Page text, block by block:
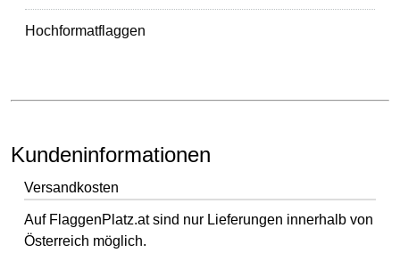
Hochformatflaggen
Kundeninformationen
Versandkosten
Auf FlaggenPlatz.at sind nur Lieferungen innerhalb von
Österreich möglich.